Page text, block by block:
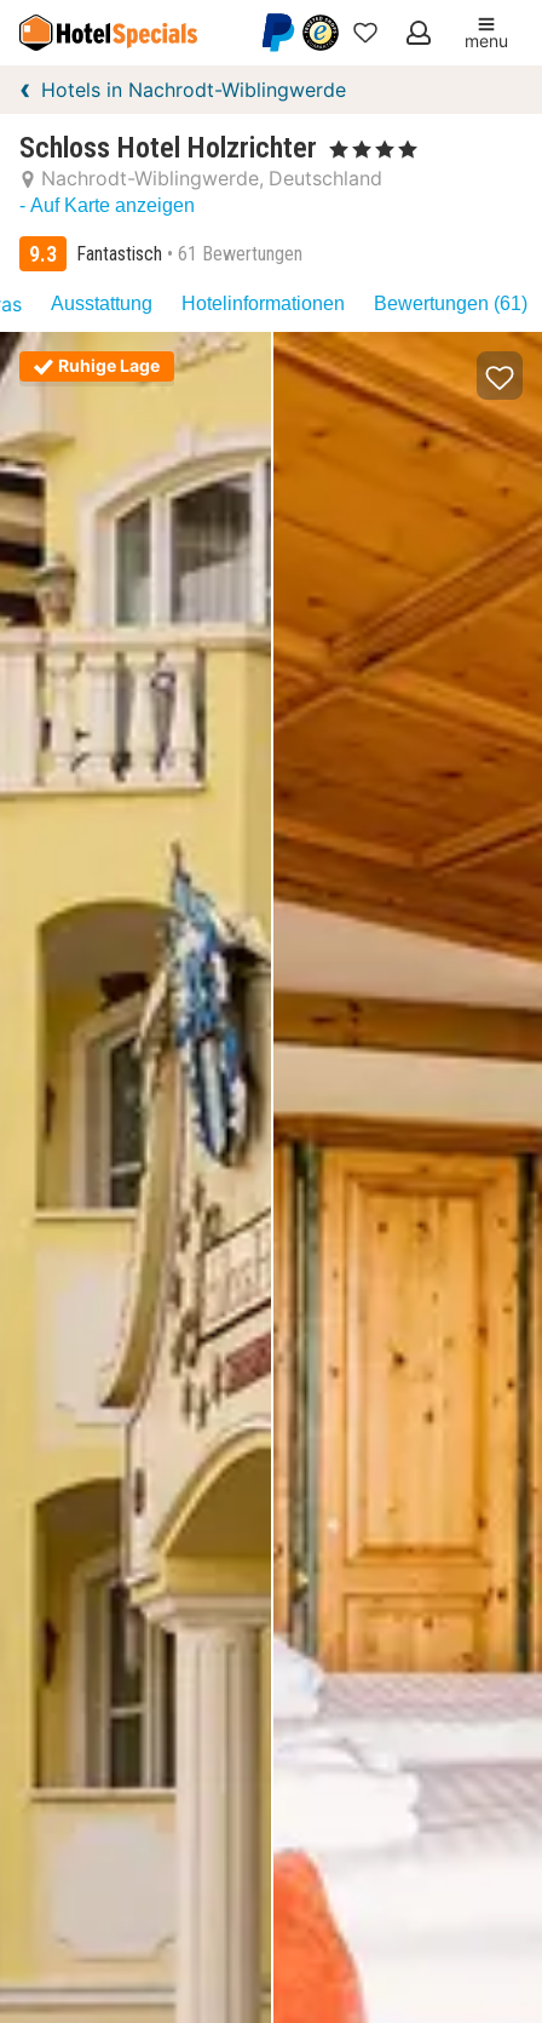
Meine
menu
Hotels in Nachrodt-Wiblingwerde
Schloss Hotel Holzrichter , 4 Sterne
Nachrodt-Wiblingwerde Deutschland
- Auf Karte anzeigen
9.3 Fantastisch 61 Bewertungen
Ausstattung Hotelinformationen Bewertungen (61)
Ruhige Lage